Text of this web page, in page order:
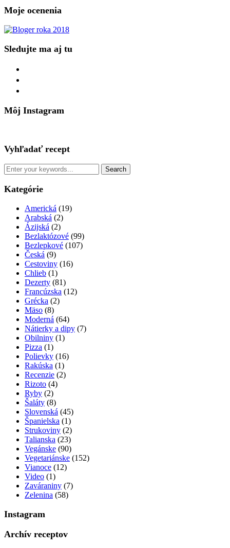
Moje ocenenia
Sledujte ma aj tu
Môj Instagram
Vyhľadať recept
Kategórie
Americká (19)
Arabská (2)
Ázijská (2)
Bezlaktózové (99)
Bezlepkové (107)
Česká (9)
Cestoviny (16)
Chlieb (1)
Dezerty (81)
Francúzska (12)
Grécka (2)
Mäso (8)
Moderná (64)
Nátierky a dipy (7)
Obilniny (1)
Pizza (1)
Polievky (16)
Rakúska (1)
Recenzie (2)
Rizoto (4)
Ryby (2)
Šaláty (8)
Slovenská (45)
Španielska (1)
Strukoviny (2)
Talianska (23)
Vegánske (90)
Vegetariánske (152)
Vianoce (12)
Video (1)
Zaváraniny (7)
Zelenina (58)
Instagram
Archív receptov